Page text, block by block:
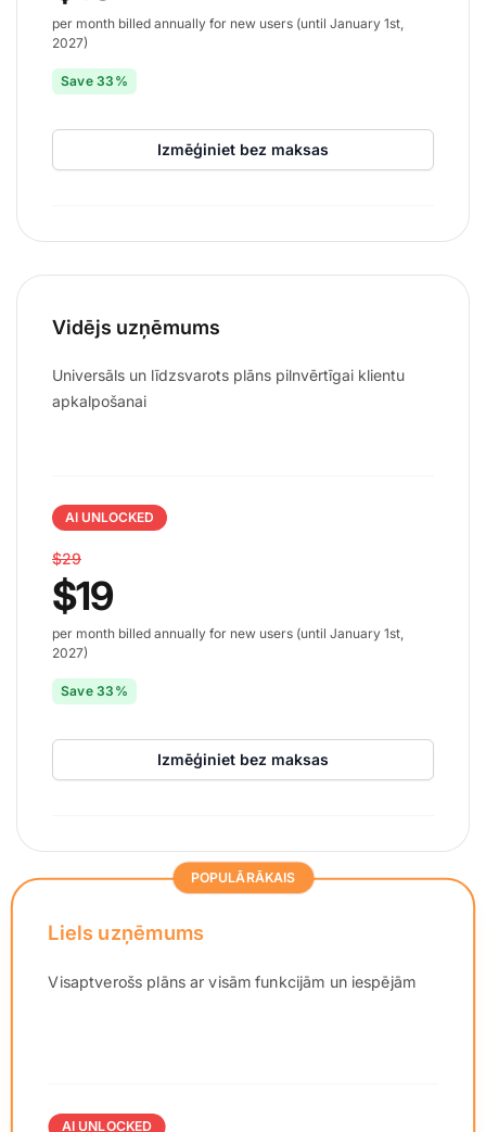
per month billed annually for new users (until January 1st,
2027)
Save 33%
Izmēģiniet bez maksas
Vidējs uzņēmums
Universāls un līdzsvarots plāns pilnvērtīgai klientu
apkalpošanai
AI UNLOCKED
$29
$19
per month billed annually for new users (until January 1st,
2027)
Save 33%
Izmēģiniet bez maksas
POPULĀRĀKAIS
Liels uzņēmums
Visaptverošs plāns ar visām funkcijām un iespējām
AI UNLOCKED